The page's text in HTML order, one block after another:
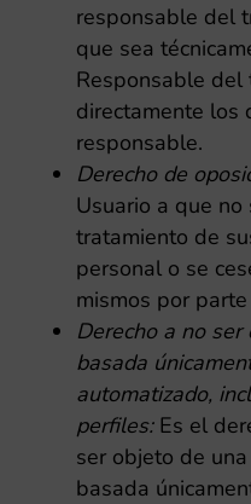
responsable del
que sea
Responsable del
directamente los
responsable.
Derecho de
Usuario a que
tratamiento de
personal o se
mismos por
Derecho a no
basada
automatizado,
perfiles: Es el
ser objeto de
basada